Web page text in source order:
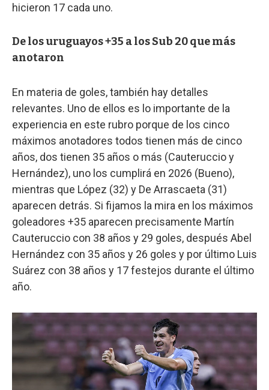
hicieron 17 cada uno.
De los uruguayos +35 a los Sub 20 que más
anotaron
En materia de goles, también hay detalles
relevantes. Uno de ellos es lo importante de la
experiencia en este rubro porque de los cinco
máximos anotadores todos tienen más de cinco
años, dos tienen 35 años o más (Cauteruccio y
Hernández), uno los cumplirá en 2026 (Bueno),
mientras que López (32) y De Arrascaeta (31)
aparecen detrás. Si fijamos la mira en los máximos
goleadores +35 aparecen precisamente Martín
Cauteruccio con 38 años y 29 goles, después Abel
Hernández con 35 años y 26 goles y por último Luis
Suárez con 38 años y 17 festejos durante el último
año.